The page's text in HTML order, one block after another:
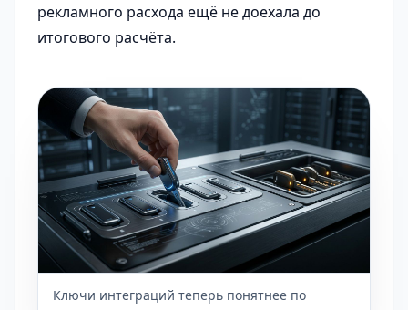
рекламного расхода ещё не доехала до
итогового расчёта.
Ключи интеграций теперь понятнее по